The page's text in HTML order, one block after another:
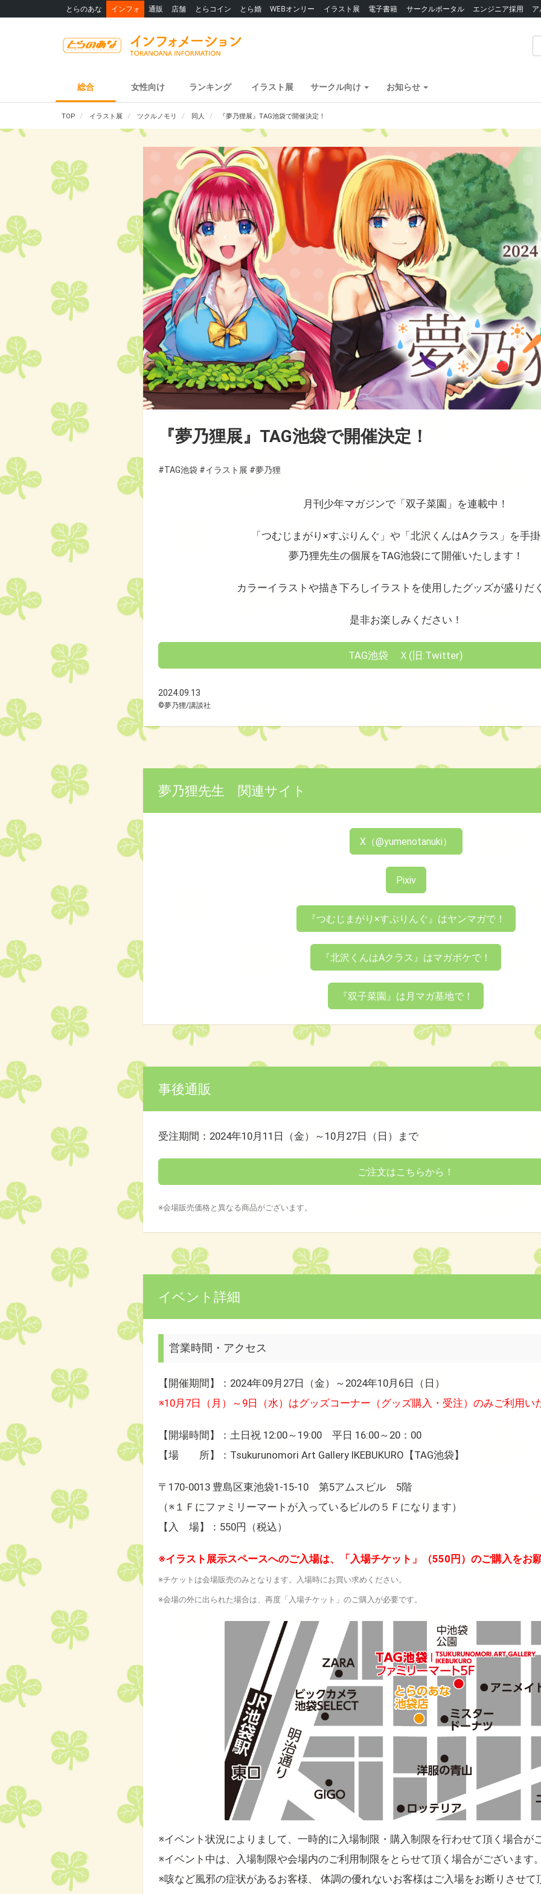
とらのあな インフォ 通販 店舗 とらコイン とら婚 WEBオンリー イラスト展 電子書籍 サークルポータル エンジニア採用
総合 女性向け ランキング イラスト展 サークル向け お知らせ
TOP イラスト展 ツクルノモリ 同人 『夢乃狸展』TAG池袋で開催決定！
『夢乃狸展』TAG池袋で開催決定！
#TAG池袋 #イラスト展 #夢乃狸
月刊少年マガジンで「双子菜園」を連載中！
「つむじまがり×すぷりんぐ」や「北沢くんはAクラス」を手
夢乃狸先生の個展をTAG池袋にて開催いたします！
カラーイラストや描き下ろしイラストを使用したグッズが盛りだ
是非お楽しみください！
TAG池袋 Ｘ(旧:Twitter)
2024.09.13
©夢乃狸/講談社
夢乃狸先生 関連サイト
X（@yumenotanuki）
Pixiv
『つむじまがり×すぷりんぐ』はヤンマガで！
『北沢くんはAクラス』はマガポケで！
『双子菜園』は月マガ基地で！
事後通販
受注期間：2024年10月11日（金）～10月27日（日）まで
ご注文はこちらから！
※会場販売価格と異なる商品がございます。
イベント詳細
営業時間・アクセス
【開催期間】：2024年09月27日（金）～2024年10月6日（日）
※10月7日（月）～9日（水）はグッズコーナー（グッズ購入・受注）のみご利用い
【開場時間】：土日祝 12:00～19:00 平日 16:00～20：00
【場 所】：Tsukurunomori Art Gallery IKEBUKURO【TAG池袋】
〒170‐0013 豊島区東池袋1-15-10 第5アムスビル 5階
（※１Ｆにファミリーマートが入っているビルの５Ｆになります）
【入 場】：550円（税込）
※イラスト展示スペースへのご入場は、「入場チケット」（550円）のご購入をお
※チケットは会場販売のみとなります。入場時にお買い求めください。
※会場の外に出られた場合は、再度「入場チケット」のご購入が必要です。
※イベント状況によりまして、一時的に入場制限・購入制限を行わせて頂く場合が
※イベント中は、入場制限や会場内のご利用制限をとらせて頂く場合がございます
※咳など風邪の症状があるお客様、 体調の優れないお客様はご入場をお断りさせて